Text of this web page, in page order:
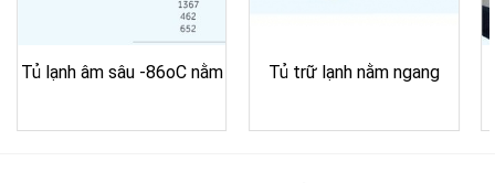
Tủ lạnh âm sâu -86oC nằm Tủ trữ lạnh nằm ngang